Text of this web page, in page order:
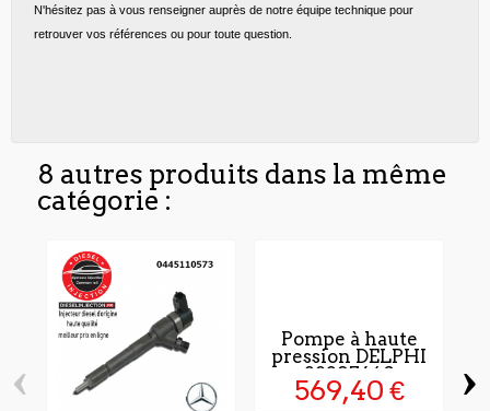
N'hésitez pas à vous renseigner auprès de notre équipe technique pour
retrouver vos références ou pour toute question.
8 autres produits dans la même
catégorie :
Pompe à haute
pression DELPHI
28297640
569,40 €
‹ ›